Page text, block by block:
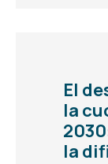
El
la
la